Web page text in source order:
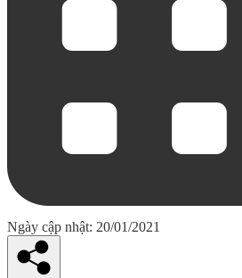
Ngày cập nhật: 20/01/2021